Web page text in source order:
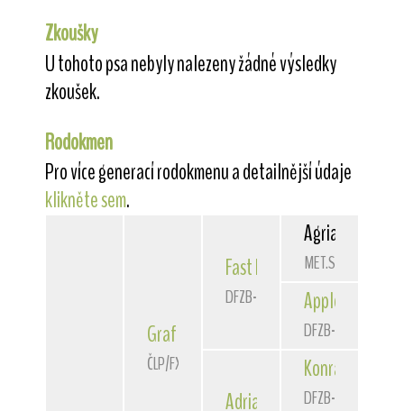
Zkoušky
U tohoto psa nebyly nalezeny žádné výsledky
zkoušek.
Rodokmen
Pro více generací rodokmenu a detailnější údaje
klikněte sem.
Graf Grau von den Schönen Bergen
ČLP/FXH/39381
Fast Forwardvom Ernstthal
DFZB-16 1174
Adria von der
Agria
MET.Sf.7434/11
Apple Mint
DFZB-13 1028
Konrad
DFZB-09 1431